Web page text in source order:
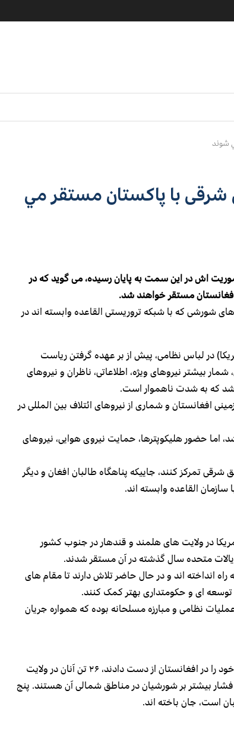
شوند
شرقی با پاكستان مستقر مي
اش در این سمت به پایان رسیده، می گوید که در
مستقر خواهند شد.
شورشی که با شبکه تروریستی القاعده وابسته اند در
در لباس نظامی، پیش از بر عهده گرفتن ریاست
بیشتر نیروهای ویژه، اطلاعاتی، ناظران و نیروهای
شد که به شدت ناهموار است.
افغانستان و شماری از نیروهای ائتلاف بین المللی در
اما حضور هلیکوپترها، حمایت نیروی هوایی، نیروهای
تمرکز کنند، جاییکه پناهگاه طالبان افغان و دیگر
القاعده وابسته اند.
در ولایت های هلمند و قندهار در جنوب کشور
انداخته اند و در حال حاضر تلاش دارند تا مقام های
توسعه ای و حکومتداری بهتر کمک کنند.
نظامی و مبارزه مسلحانه بوده که همواره جریان
بنابر آمارها از جمله ۶۵ نظامی بین المللی که در ماه گذشته جان خود را در افغانستان از دست دادند، ۲۶ تن آنان در ولایت
فشار بیشتر بر شورشیان در مناطق شمالی آن هستند. پنج
است، جان باخته اند.